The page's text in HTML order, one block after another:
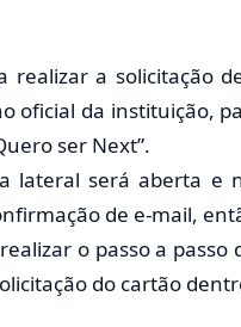
realizar a solicitação
oficial da instituição,
ser Next”.
lateral será aberta e
de e-mail,
o passo a
do cartão